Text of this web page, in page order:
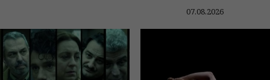
07.08.2026